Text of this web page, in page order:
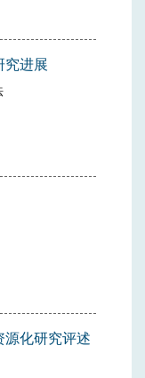
究进展
源化研究评述